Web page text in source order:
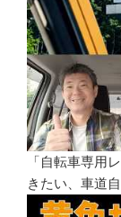
「自転車専用
きたい、車道